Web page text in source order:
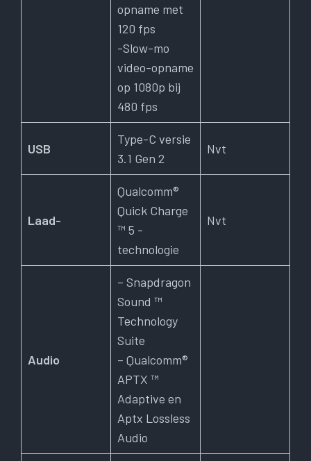
opname met
120 fps
-Slow-mo
video-opname
op 1080p bij
480 fps
USB
Type-C versie
3.1 Gen 2
Nvt
Laad-
Qualcomm®
Quick Charge
™ 5 -
technologie
Nvt
Audio
– Snapdragon
Sound ™
Technology
Suite
– Qualcomm®
APTX ™
Adaptive en
Aptx Lossless
Audio